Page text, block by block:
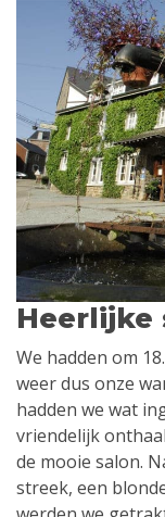
Heerlijke
We hadden om
weer dus onze
hadden we wat
vriendelijk
de mooie salon.
streek, een